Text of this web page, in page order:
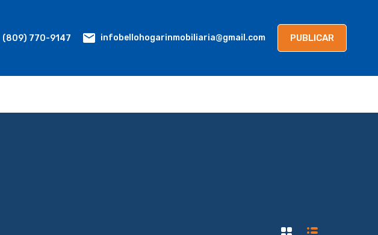
CONTACTANOS PUBLICAR
(809) 770-9147 infobellohogarinmobiliaria@gmail.com PUBLICAR